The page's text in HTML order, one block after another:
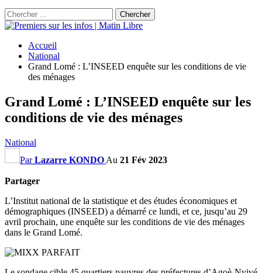
Accueil
National
Grand Lomé : L’INSEED enquête sur les conditions de vie
des ménages
Grand Lomé : L’INSEED enquête sur les
conditions de vie des ménages
National
ParLazarre KONDO Au 21 Fév 2023
Partager
L’Institut national de la statistique et des études économiques et
démographiques (INSEED) a démarré ce lundi, et ce, jusqu’au 29
avril prochain, une enquête sur les conditions de vie des ménages
dans le Grand Lomé.